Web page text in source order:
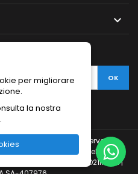

per migliorare
la nostra
.
: tutti i diritti sono riservati |
| via Francesco Spinelli, 104 |
e C.F. DCRPQL78D21I720H |